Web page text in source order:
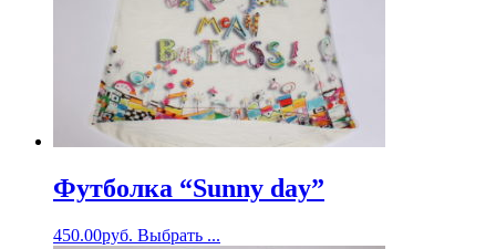
Футболка “Sunny day”
450.00руб. Выбрать ...